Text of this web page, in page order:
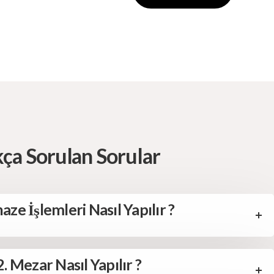
Sorulan Sorular
İşlemleri Nasıl Yapılır ?
Mezar Nasıl Yapılır ?